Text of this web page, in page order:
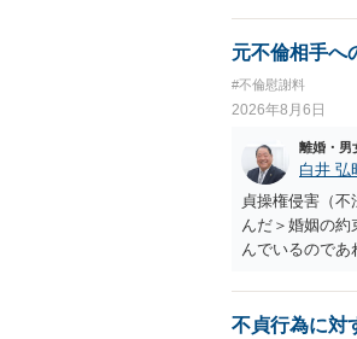
元不倫相手へ
#不倫慰謝料
2026年8月6日
離婚・男
白井 弘
貞操権侵害（
んだ＞婚姻の
んでいるので
不貞行為に対